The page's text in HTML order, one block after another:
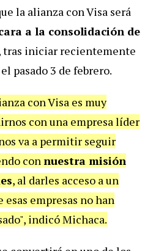
la alianza con Visa será
a la consolidación de
tras iniciar recientemente
pasado 3 de febrero.
con Visa es muy
con una empresa líder
va a permitir seguir
connuestra misión
, al darles acceso a un
empresas no han
indicó Michaca.